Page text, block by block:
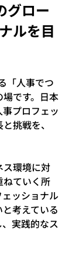
グロー
ルを目
「人事でつ
です。日本
プロフェッ
挑戦を、
ス環境に対
ねていく所
ッショナル
考えている
実践的なス